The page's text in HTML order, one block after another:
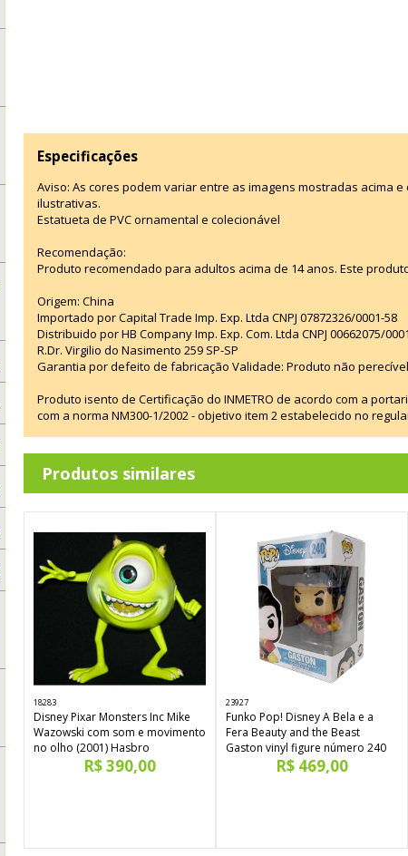
Especificações
Aviso: As cores podem variar entre as imagens mostradas acima
ilustrativas.
Estatueta de PVC ornamental e colecionável
Recomendação:
Produto recomendado para adultos acima de 14 anos. Este
Origem: China
Importado por Capital Trade Imp. Exp. Ltda CNPJ 07872326/0001-58
Distribuido por HB Company Imp. Exp. Com. Ltda CNPJ 00662075/
R.Dr. Virgilio do Nasimento 259 SP-SP
Garantia por defeito de fabricação Validade: Produto não
Produto isento de Certificação do INMETRO de acordo com a
com a norma NM300-1/2002 - objetivo item 2 estabelecido no
Produtos similares
18283
Disney Pixar Monsters Inc Mike
Wazowski com som e movimento
no olho (2001) Hasbro
R$ 390,00
23927
Funko Pop! Disney A Bela e a
Fera Beauty and the Beast
Gaston vinyl figure número 240
R$ 469,00